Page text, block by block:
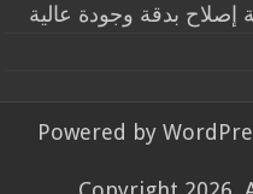
بدقة وجودة عالية
Powered by